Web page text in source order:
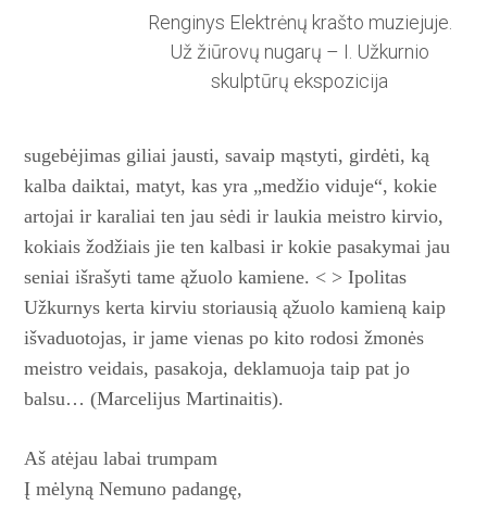
Renginys Elektrėnų krašto muziejuje.
Už žiūrovų nugarų – I. Užkurnio
skulptūrų ekspozicija
sugebėjimas giliai jausti, savaip mąstyti, girdėti, ką
kalba daiktai, matyt, kas yra „medžio viduje“, kokie
artojai ir karaliai ten jau sėdi ir laukia meistro kirvio,
kokiais žodžiais jie ten kalbasi ir kokie pasakymai jau
seniai išrašyti tame ąžuolo kamiene. < > Ipolitas
Užkurnys kerta kirviu storiausią ąžuolo kamieną kaip
išvaduotojas, ir jame vienas po kito rodosi žmonės
meistro veidais, pasakoja, deklamuoja taip pat jo
balsu… (Marcelijus Martinaitis).
Aš atėjau labai trumpam
Į mėlyną Nemuno padangę,